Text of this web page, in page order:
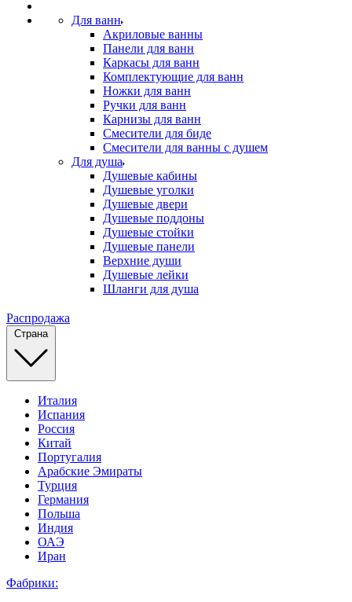
Для ванн
Акриловые ванны
Панели для ванн
Каркасы для ванн
Комплектующие для ванн
Ножки для ванн
Ручки для ванн
Карнизы для ванн
Смесители для биде
Смесители для ванны с душем
Для душа
Душевые кабины
Душевые уголки
Душевые двери
Душевые поддоны
Душевые стойки
Душевые панели
Верхние души
Душевые лейки
Шланги для душа
Распродажа
Страна
Италия
Испания
Россия
Китай
Португалия
Арабские Эмираты
Турция
Германия
Польша
Индия
ОАЭ
Иран
Фабрики: